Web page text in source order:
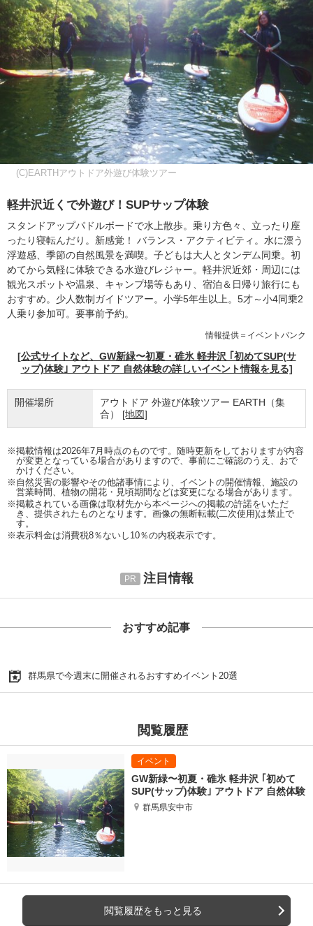
(C)EARTHアウトドア外遊び体験ツアー
軽井沢近くで外遊び！SUPサップ体験
スタンドアップパドルボードで水上散歩。乗り方色々、立ったり座
ったり寝転んだり。新感覚！ バランス・アクティビティ。水に漂う
浮遊感、季節の自然風景を満喫。子どもは大人とタンデム同乗。初
めてから気軽に体験できる水遊びレジャー。軽井沢近郊・周辺には
観光スポットや温泉、キャンプ場等もあり、宿泊＆日帰り旅行にも
おすすめ。少人数制ガイドツアー。小学5年生以上。5才～小4同乗2
人乗り参加可。要事前予約。
情報提供＝イベントバンク
[公式サイトなど、GW新緑〜初夏・碓氷 軽井沢 ｢初めてSUP(サ
ップ)体験｣ アウトドア 自然体験の詳しいイベント情報を見る]
開催場所
アウトドア 外遊び体験ツアー EARTH（集
合） [地図]
※掲載情報は2026年7月時点のものです。随時更新をしておりますが内容
が変更となっている場合がありますので、事前にご確認のうえ、おで
かけください。
※自然災害の影響やその他諸事情により、イベントの開催情報、施設の
営業時間、植物の開花・見頃期間などは変更になる場合があります。
※掲載されている画像は取材先から本ページへの掲載の許諾をいただ
き、提供されたものとなります。画像の無断転載(二次使用)は禁止で
す。
※表示料金は消費税8％ないし10％の内税表示です。
注目情報
おすすめ記事
群馬県で今週末に開催されるおすすめイベント20選
閲覧履歴
GW新緑〜初夏・碓氷 軽井沢 ｢初めて
SUP(サップ)体験｣ アウトドア 自然体験
群馬県安中市
閲覧履歴をもっと見る